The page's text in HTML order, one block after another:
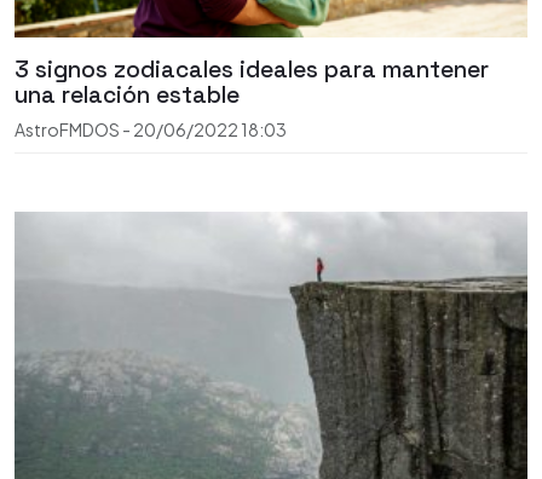
3 signos zodiacales ideales para mantener
una relación estable
AstroFMDOS - 20/06/2022 18:03